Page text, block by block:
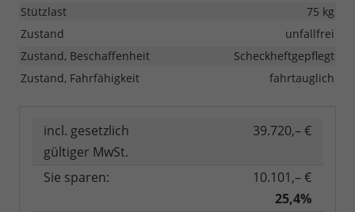
Stützlast
75 kg
Zustand
unfallfrei
Zustand, Beschaffenheit
Scheckheftgepflegt
Zustand, Fahrfähigkeit
fahrtauglich
incl. gesetzlich
gültiger MwSt.
39.720,– €
Sie sparen:
10.101,– €
25,4%